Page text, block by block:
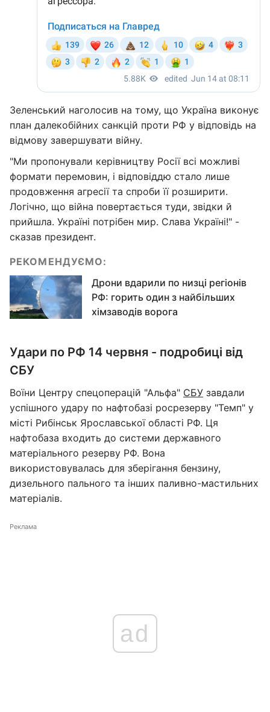
Зеленський наголосив на тому, що Україна виконує
план далекобійних санкцій проти РФ у відповідь на
відмову завершувати війну.
"Ми пропонували керівництву Росії всі можливі
формати перемовин, і відповіддю стало лише
продовження агресії та спроби її розширити.
Логічно, що війна повертається туди, звідки й
прийшла. Україні потрібен мир. Слава Україні!" -
сказав президент.
РЕКОМЕНДУЄМО:
Дрони вдарили по низці регіонів
РФ: горить один з найбільших
хімзаводів ворога
Удари по РФ 14 червня - подробиці від
СБУ
Воїни Центру спецоперацій "Альфа" СБУ завдали
успішного удару по нафтобазі росрезерву "Темп" у
місті Рибінськ Ярославської області РФ. Ця
нафтобаза входить до системи державного
матеріального резерву РФ. Вона
використовувалась для зберігання бензину,
дизельного пального та інших паливно-мастильних
матеріалів.
Реклама
ad